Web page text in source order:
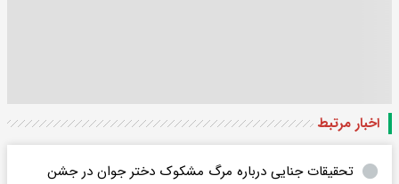
اخبار مرتبط
تحقیقات جنایی درباره مرگ مشکوک دختر جوان در جشن